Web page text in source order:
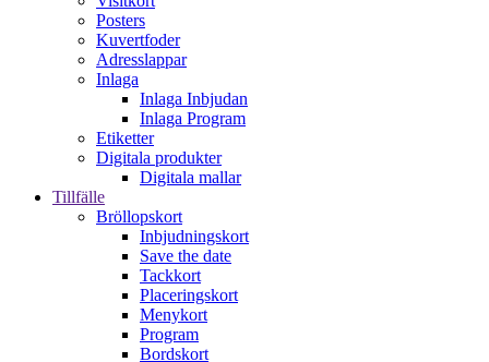
Posters
Kuvertfoder
Adresslappar
Inlaga
Inlaga Inbjudan
Inlaga Program
Etiketter
Digitala produkter
Digitala mallar
Tillfälle
Bröllopskort
Inbjudningskort
Save the date
Tackkort
Placeringskort
Menykort
Program
Bordskort